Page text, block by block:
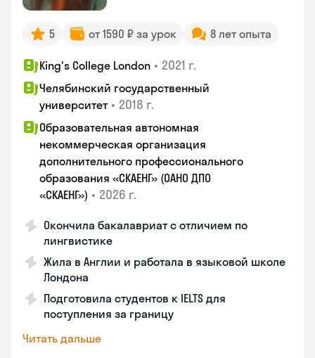
5 от 1590 ₽ за урок 8 лет опыта
King's College London • 2021 г.
Челябинский государственный
университет • 2018 г.
Образовательная автономная
некоммерческая организация
дополнительного профессионального
образования «СКАЕНГ» (ОАНО ДПО
«СКАЕНГ») • 2026 г.
Окончила бакалавриат с отличием по
лингвистике
Жила в Англии и работала в языковой школе
Лондона
Подготовила студентов к IELTS для
поступления за границу
Читать дальше